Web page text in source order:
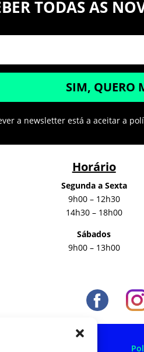
TODAS AS
SIM, QUERO
a newsletter está a aceitar a
Horário
Segunda a Sexta
9h00 – 12h30
14h30 – 18h00
Sábados
9h00 – 13h00